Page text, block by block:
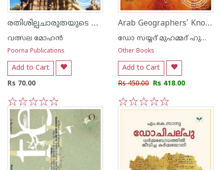
രതിശില്പചാരുതയുടെ ഖജുരാഹോ കൊനാര്‍ക്ക്
വത്സല മോഹന്‍
Poorna Publications
Add to Cart
Rs 70.00
5
4
3
2
1
Arab Geographers’ Knowledge Of Southern India
ഡോ സയ്യദ് മുഹമ്മദ് ഹുസ്സൈ‌ന്‍ നൈനാര്‍
Other Books
Add to Cart
Rs 450.00 Rs 418.00
5
4
3
2
1